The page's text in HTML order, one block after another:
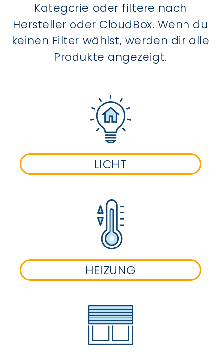
Kategorie oder filtere nach
Hersteller oder CloudBox. Wenn du
keinen Filter wählst, werden dir alle
Produkte angezeigt.
LICHT
HEIZUNG